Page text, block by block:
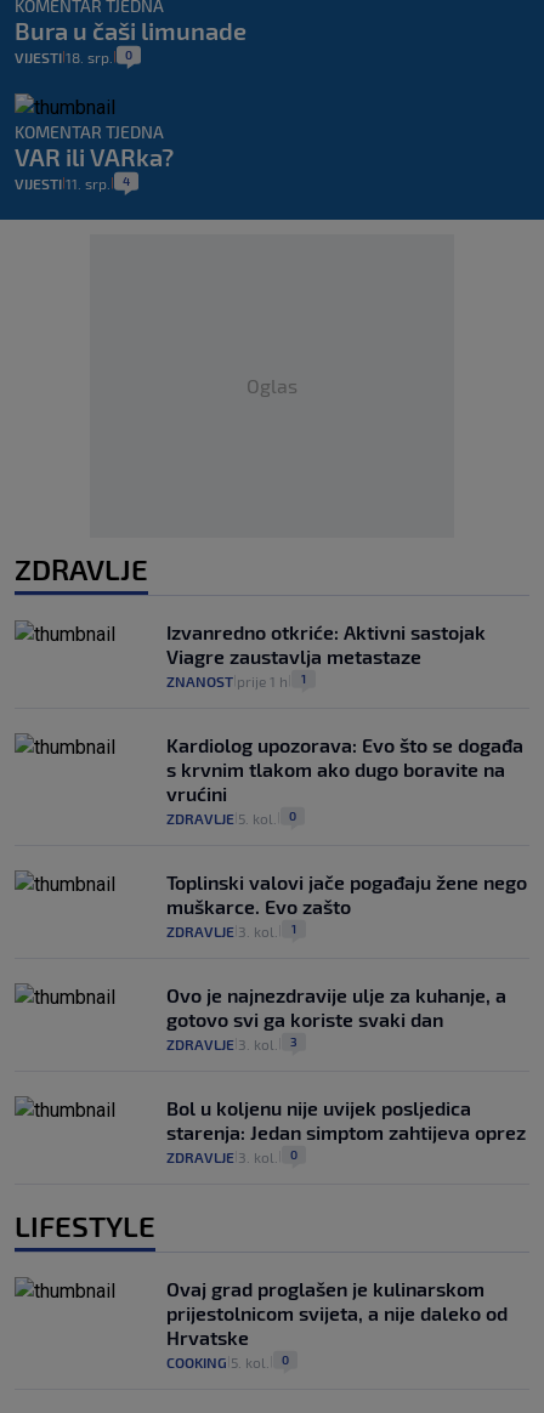
KOMENTAR TJEDNA
Bura u čaši limunade
VIJESTI 18. srp. 0
KOMENTAR TJEDNA
VAR ili VARka?
VIJESTI 11. srp. 4
Oglas
ZDRAVLJE
Izvanredno otkriće: Aktivni sastojak
Viagre zaustavlja metastaze
ZNANOST prije 1 h 1
Kardiolog upozorava: Evo što se događa
s krvnim tlakom ako dugo boravite na
vrućini
ZDRAVLJE 5. kol. 0
Toplinski valovi jače pogađaju žene nego
muškarce. Evo zašto
ZDRAVLJE 3. kol. 1
Ovo je najnezdravije ulje za kuhanje, a
gotovo svi ga koriste svaki dan
ZDRAVLJE 3. kol. 3
Bol u koljenu nije uvijek posljedica
starenja: Jedan simptom zahtijeva oprez
ZDRAVLJE 3. kol. 0
LIFESTYLE
Ovaj grad proglašen je kulinarskom
prijestolnicom svijeta, a nije daleko od
Hrvatske
COOKING 5. kol. 0